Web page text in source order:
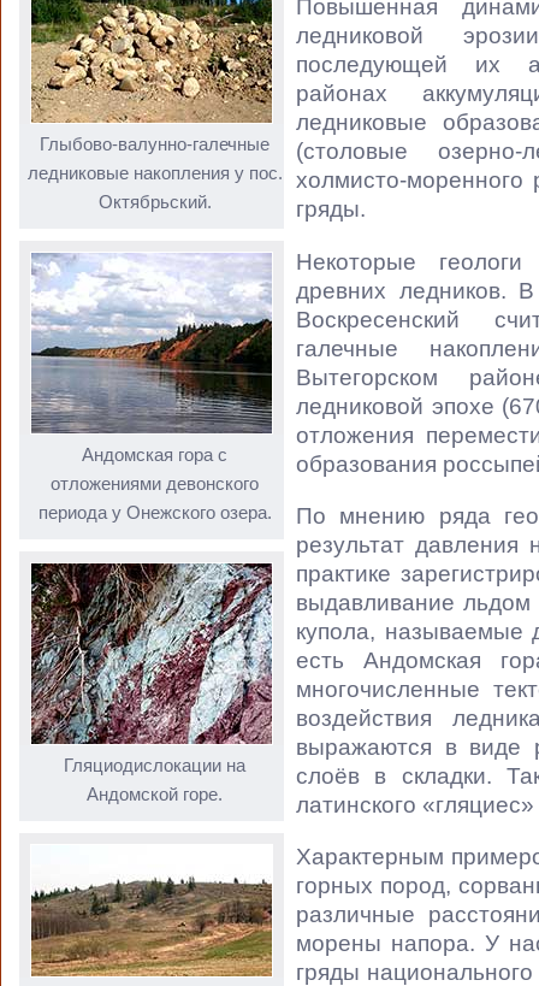
Глыбово-валунно-галечные
ледниковые накопления у пос.
Октябрьский.
Андомская гора с
отложениями девонского
периода у Онежского озера.
Гляциодислокации на
Андомской горе.
Повышенная
ледниковой
последующей их
районах
ледниковые
(столовые озерно-
холмисто-
гряды.
Некоторые
древних ледников.
Воскресенский
галечные
Вытегорском
ледниковой эпохе
отложения
образования
По мнению ряда
результат давления
практике
выдавливание
купола, называемые
есть Андомская
многочисленные
воздействия
выражаются в виде
слоёв в складки.
латинского
Характерным
горных пород,
различные
морены напора. У
гряды